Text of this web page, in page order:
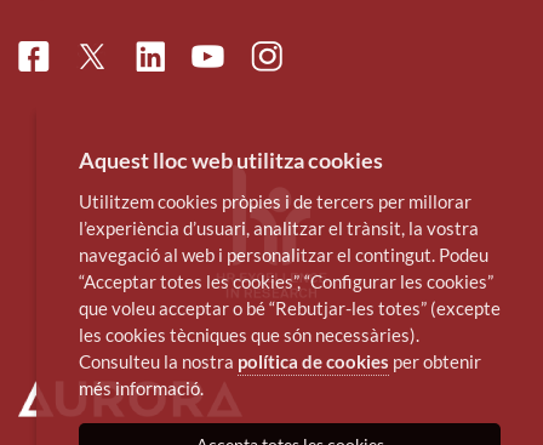
FacebookTwitterLinkedinYoutubeInstagram
Aquest lloc web utilitza cookies
Utilitzem cookies pròpies i de tercers per millorar
l’experiència d’usuari, analitzar el trànsit, la vostra
navegació al web i personalitzar el contingut. Podeu
“Acceptar totes les cookies”, “Configurar les cookies”
que voleu acceptar o bé “Rebutjar-les totes” (excepte
les cookies tècniques que són necessàries).
Consulteu la nostra política de cookies per obtenir
més informació.